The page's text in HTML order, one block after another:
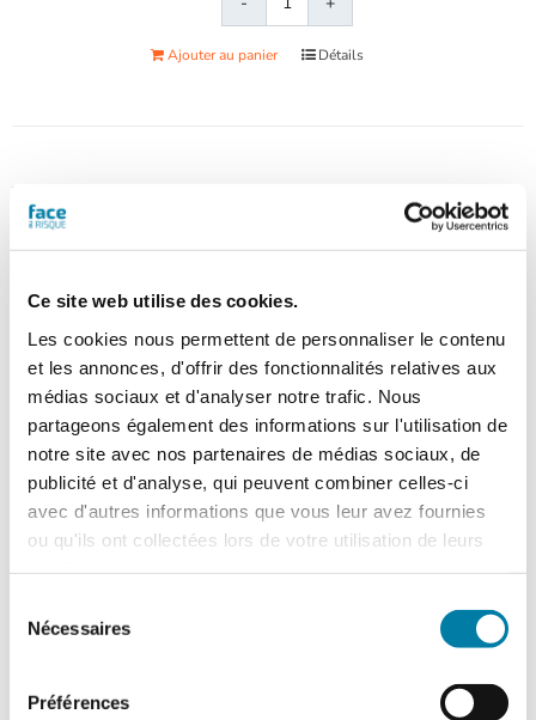
Ce site web utilise des cookies.
Les cookies nous permettent de personnaliser le contenu
et les annonces, d'offrir des fonctionnalités relatives aux
médias sociaux et d'analyser notre trafic. Nous
partageons également des informations sur l'utilisation de
notre site avec nos partenaires de médias sociaux, de
publicité et d'analyse, qui peuvent combiner celles-ci
avec d'autres informations que vous leur avez fournies
ou qu'ils ont collectées lors de votre utilisation de leurs
Nécessaires
Préférences
quantité
de
Face
Ajouter au panier Détails
Magazine papier n° 610 –
52,00€ TTC
Dossier : photovoltaïque et
risque incendie
Mais aussi : projet Sparkle et sécurité
incendie dans les parkings, un référentiel
Afnor pour la sûreté des entreprises,
SprinkBox, risque amiante et
responsabilité de l'employeur, sprinkleur
résidentiel, vidéosurveillance urbaine,
européenne sur la santé des travailleurs,